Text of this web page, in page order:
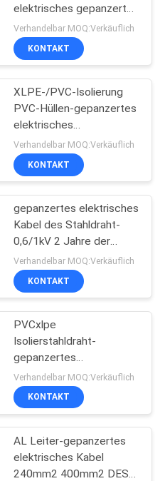
null
140
108
90
elektrisches gepanzertes
Stromkabel-Kupferdraht-
Schirm-Kabel
Verhandelbar MOQ:Verkäuflich
KONTAKT
XLPE-/PVC-Isolierung
PVC-Hüllen-gepanzertes
elektrisches
Kabel/unterirdisch
Niederspannungs-Kabel
Verhandelbar MOQ:Verkäuflich
KONTAKT
gepanzertes elektrisches
Kabel des Stahldraht-
0,6/1kV 2 Jahre der
Garantie-VV32
4x240mm2
Verhandelbar MOQ:Verkäuflich
KONTAKT
PVCxlpe
Isolierstahldraht-
gepanzertes
Stromkabel-Kupfer-
Leiter LV-Stromkabel
Verhandelbar MOQ:Verkäuflich
KONTAKT
AL Leiter-gepanzertes
elektrisches Kabel
240mm2 400mm2 DES